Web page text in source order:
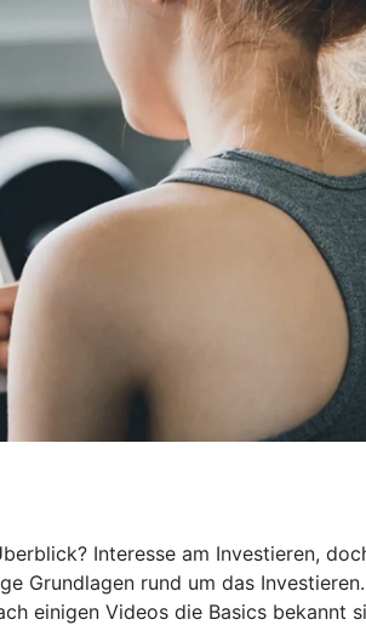
Interesse am Investieren,
Grundlagen rund um das
einigen Videos die Basics